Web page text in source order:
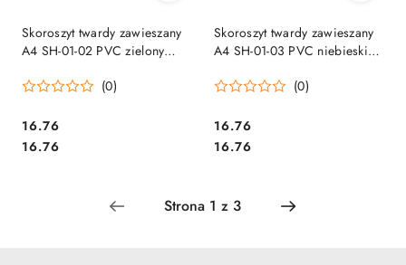
Skoroszyt twardy zawieszany
A4 SH-01-02 PVC zielony
(0)
Cena:
16.76
Cena:
16.76
Skoroszyt twardy zawieszany
A4 SH-01-03 PVC niebieski
(0)
Cena:
16.76
Cena:
16.76